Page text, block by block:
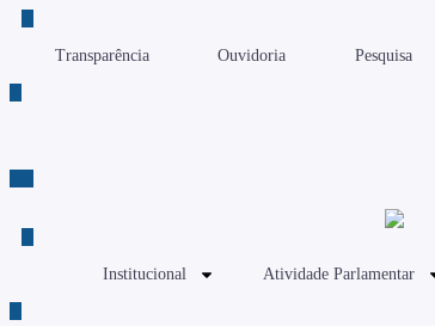
Transparência Ouvidoria Pesquisa
Institucional Atividade Parlamentar